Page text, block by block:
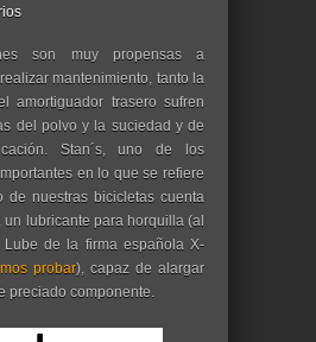
son muy propensas a
mantenimiento, tanto la
amortiguador trasero sufren
del polvo y la suciedad y de
Stan´s, uno de los
en lo que se refiere
de nuestras bicicletas cuenta
un lubricante para horquilla (al
de la firma española X-
probar), capaz de alargar
preciado componente.